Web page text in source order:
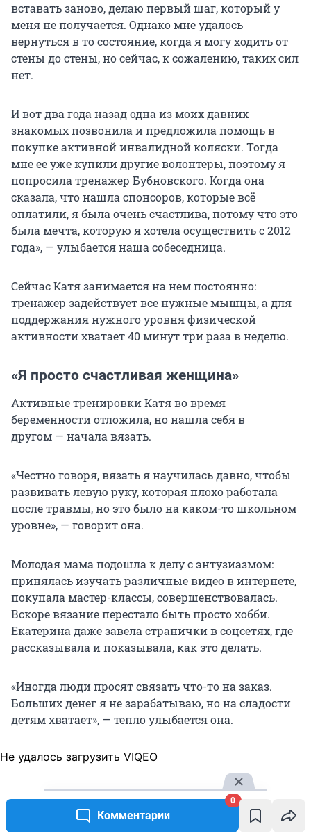
Комментарии
0
вставать заново, делаю первый шаг, который у
меня не получается. Однако мне удалось
вернуться в то состояние, когда я могу ходить от
стены до стены, но сейчас, к сожалению, таких сил
нет.
И вот два года назад одна из моих давних
знакомых позвонила и предложила помощь в
покупке активной инвалидной коляски. Тогда
мне ее уже купили другие волонтеры, поэтому я
попросила тренажер Бубновского. Когда она
сказала, что нашла спонсоров, которые всё
оплатили, я была очень счастлива, потому что это
была мечта, которую я хотела осуществить с 2012
года», — улыбается наша собеседница.
Сейчас Катя занимается на нем постоянно:
тренажер задействует все нужные мышцы, а для
поддержания нужного уровня физической
активности хватает 40 минут три раза в неделю.
«Я просто счастливая женщина»
Активные тренировки Катя во время
беременности отложила, но нашла себя в
другом — начала вязать.
«Честно говоря, вязать я научилась давно, чтобы
развивать левую руку, которая плохо работала
после травмы, но это было на каком-то школьном
уровне», — говорит она.
Молодая мама подошла к делу с энтузиазмом:
принялась изучать различные видео в интернете,
покупала мастер-классы, совершенствовалась.
Вскоре вязание перестало быть просто хобби.
Екатерина даже завела странички в соцсетях, где
рассказывала и показывала, как это делать.
«Иногда люди просят связать что-то на заказ.
Больших денег я не зарабатываю, но на сладости
детям хватает», — тепло улыбается она.
Не удалось загрузить VIQEO